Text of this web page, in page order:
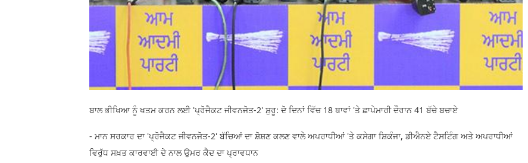
ਬਾਲ ਭੀਖਿਆ ਨੂੰ ਖਤਮ ਕਰਨ ਲਈ 'ਪ੍ਰੋਜੈਕਟ ਜੀਵਨਜੋਤ-2' ਸ਼ੁਰੂ: ਦੋ ਦਿਨਾਂ ਵਿੱਚ 18 ਥਾਵਾਂ 'ਤੇ ਛਾਪੇਮਾਰੀ ਦੌਰਾਨ 41 ਬੱਚੇ ਬਚਾਏ
- ਮਾਨ ਸਰਕਾਰ ਦਾ 'ਪ੍ਰੋਜੈਕਟ ਜੀਵਨਜੋਤ-2' ਬੱਚਿਆਂ ਦਾ ਸ਼ੋਸ਼ਣ ਕਲਣ ਵਾਲੇ ਅਪਰਾਧੀਆਂ 'ਤੇ ਕਸੇਗਾ ਸ਼ਿਕੰਜਾ, ਡੀਐਨਏ ਟੈਸਟਿੰਗ ਅਤੇ ਅਪਰਾਧੀਆਂ
ਵਿਰੁੱਧ ਸਖ਼ਤ ਕਾਰਵਾਈ ਦੇ ਨਾਲ ਉਮਰ ਕੈਦ ਦਾ ਪ੍ਰਾਵਧਾਨ